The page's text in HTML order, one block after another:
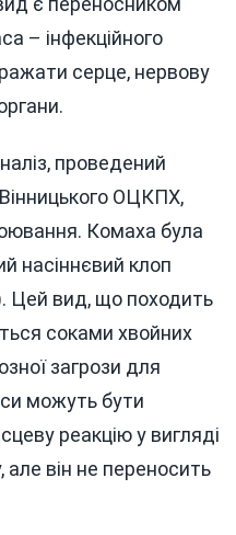
– інфекційного
серце, нервову
проведений
ОЦКПХ,
Комаха була
насіннєвий клоп
Цей вид, що походить
соками хвойних
загрози для
можуть бути
реакцію у вигляді
він не переносить